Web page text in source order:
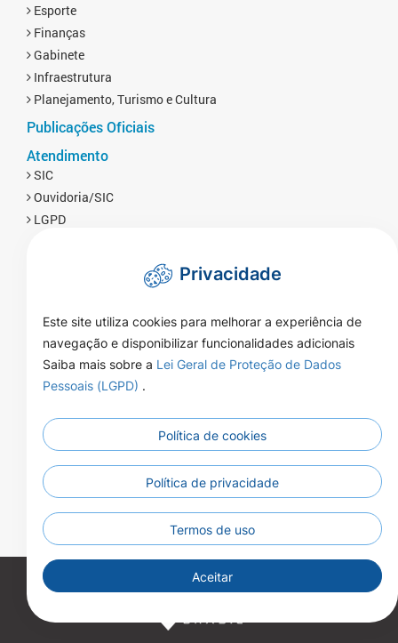
Esporte
Finanças
Gabinete
Infraestrutura
Planejamento, Turismo e Cultura
Publicações Oficiais
Atendimento
SIC
Ouvidoria/SIC
LGPD
Endereço:
Rua Naor Ferrari 1080 - Centro - CEP
Atendimento:
07:00 às 13:00 horas Segunda a
Sexta-feira
Telefone:(66)3592-3200
Copyright 2026. Todos os direitos reservados.
Privacidade
Este site utiliza cookies para melhorar a experiência de
navegação e disponibilizar funcionalidades adicionais
Saiba mais sobre a Lei Geral de Proteção de Dados
Pessoais (LGPD) .
Política de cookies
Política de privacidade
Termos de uso
Aceitar